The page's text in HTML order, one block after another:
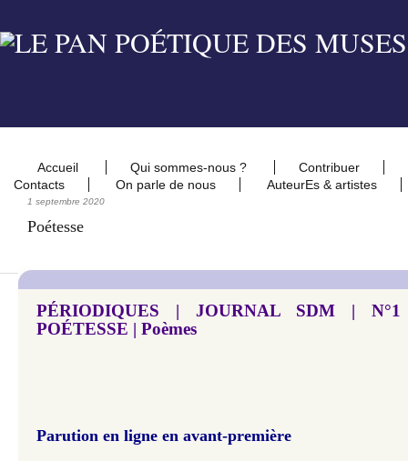
Accueil Qui sommes-nous ?
Contribuer
Contacts
On parle de nous AuteurEs & artistes
1 septembre 2020
Poétesse
PÉRIODIQUES | JOURNAL SDM |
POÉTESSE | Poèmes
Parution en ligne en avant-première